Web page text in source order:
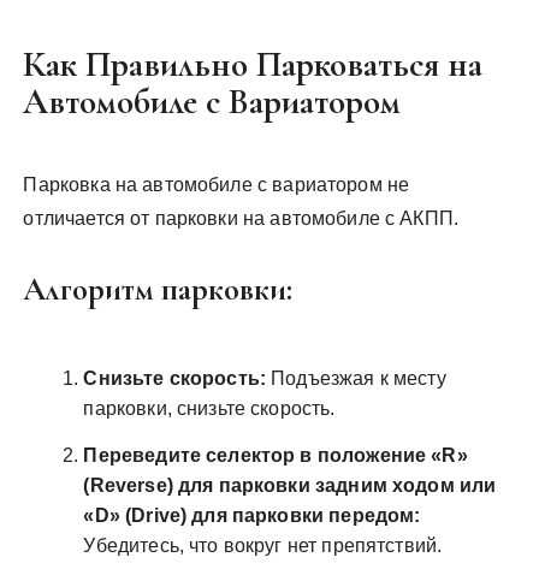
Как Правильно Парковаться на
Автомобиле с Вариатором
Парковка на автомобиле с вариатором не
отличается от парковки на автомобиле с АКПП.
Алгоритм парковки:
Снизьте скорость: Подъезжая к месту
парковки, снизьте скорость.
Переведите селектор в положение «R»
(Reverse) для парковки задним ходом или
«D» (Drive) для парковки передом:
Убедитесь, что вокруг нет препятствий.